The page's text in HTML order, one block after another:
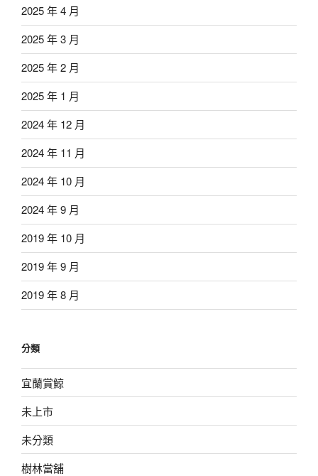
2025 年 4 月
2025 年 3 月
2025 年 2 月
2025 年 1 月
2024 年 12 月
2024 年 11 月
2024 年 10 月
2024 年 9 月
2019 年 10 月
2019 年 9 月
2019 年 8 月
分類
宜蘭賞鯨
未上市
未分類
樹林當舖